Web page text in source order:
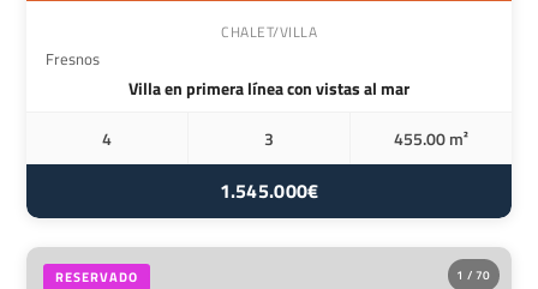
CHALET/VILLA
Fresnos
Villa en primera línea con vistas al mar
4
3 455.00 m²
1.545.000€
1 / 70
RESERVADO